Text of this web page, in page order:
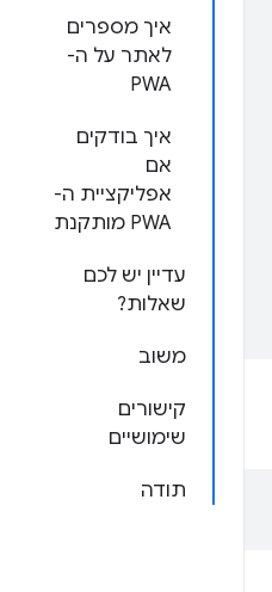
איך מספרים
לאתר על ה-
PWA
איך בודקים
אם
אפליקציית ה-
PWA מותקנת
עדיין יש לכם
שאלות?
משוב
קישורים
שימושיים
תודה